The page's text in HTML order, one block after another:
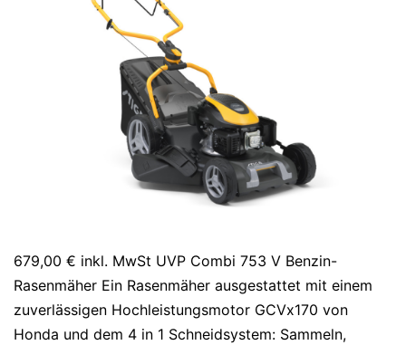
679,00 € inkl. MwSt UVP Combi 753 V Benzin-
Rasenmäher Ein Rasenmäher ausgestattet mit einem
zuverlässigen Hochleistungsmotor GCVx170 von
Honda und dem 4 in 1 Schneidsystem: Sammeln,